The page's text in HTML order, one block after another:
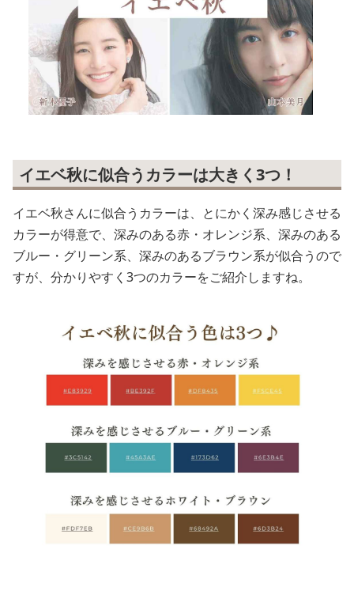
イエベ秋に似合うカラーは大きく3つ！
イエベ秋さんに似合うカラーは、とにかく深み感じさせる
カラーが得意で、深みのある赤・オレンジ系、深みのある
ブルー・グリーン系、深みのあるブラウン系が似合うので
すが、分かりやすく3つのカラーをご紹介しますね。